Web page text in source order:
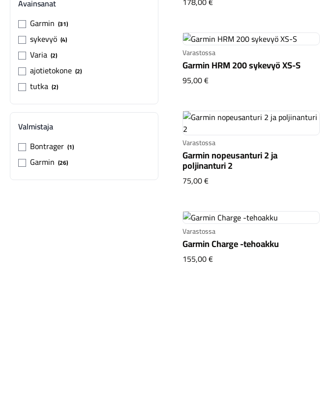
Avainsanat
Garmin 31
sykevyö 4
Varia 2
ajotietokone 2
tutka 2
Valmistaja
Bontrager 1
Garmin 26
Varastossa
Garmin HRM 200 sykevyö XS-S
95,00 €Garmin HRM 200 sykevyö XS-S
Varastossa
Garmin nopeusanturi 2 ja
poljinanturi 2
75,00 €Garmin nopeusanturi 2 ja poljinanturi 2
Varastossa
Garmin Charge -tehoakku
155,00 €Garmin Charge -tehoakku